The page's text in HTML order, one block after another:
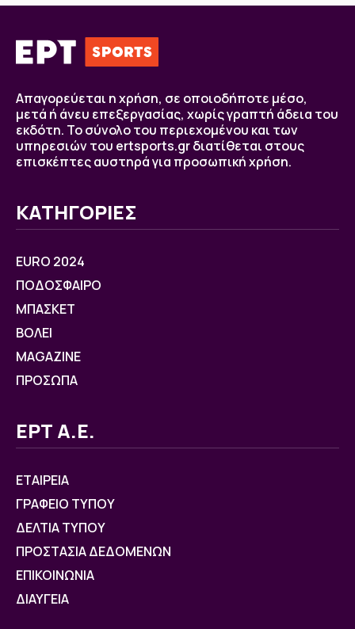
Απαγορεύεται η χρήση, σε οποιοδήποτε μέσο,
μετά ή άνευ επεξεργασίας, χωρίς γραπτή άδεια του
εκδότη. Το σύνολο του περιεχομένου και των
υπηρεσιών του ertsports.gr διατίθεται στους
επισκέπτες αυστηρά για προσωπική χρήση.
ΚΑΤΗΓΟΡΙΕΣ
EURO 2024
ΠΟΔΟΣΦΑΙΡΟ
ΜΠΑΣΚΕΤ
ΒOΛΕΙ
MAGAZINE
ΠΡΟΣΩΠΑ
ΕΡΤ Α.Ε.
ΕΤΑΙΡΕΙΑ
ΓΡΑΦΕΙΟ ΤΥΠΟΥ
ΔΕΛΤΙΑ ΤΥΠΟΥ
ΠΡΟΣΤΑΣΙΑ ΔΕΔΟΜΕΝΩΝ
ΕΠΙΚΟΙΝΩΝΙΑ
ΔΙΑΥΓΕΙΑ